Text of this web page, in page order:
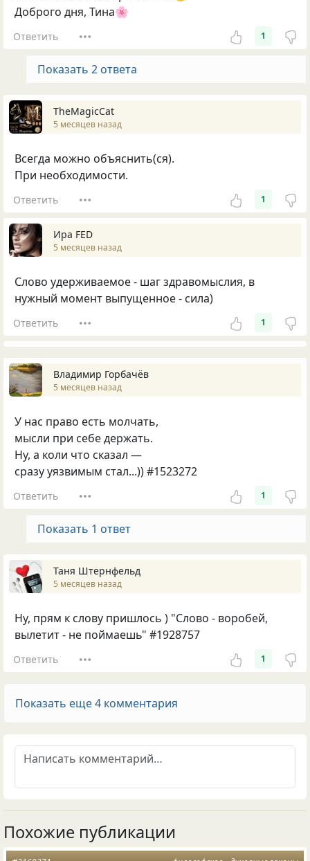
Доброго дня, Тина🌸
Ответить 1
Показать 2 ответа
TheMagicCat
5 месяцев назад
Всегда можно объяснить(ся).
При необходимости.
Ответить 1
Ира FED
5 месяцев назад
Слово удерживаемое - шаг здравомыслия, в
нужный момент выпущенное - сила)
Ответить 1
Владимир Горбачёв
5 месяцев назад
У нас право есть молчать,
мысли при себе держать.
Ну, а коли что сказал —
сразу уязвимым стал...)) #1523272
Ответить 1
Показать 1 ответ
Таня Штернфельд
5 месяцев назад
Ну, прям к слову пришлось ) "Слово - воробей,
вылетит - не поймаешь" #1928757
Ответить 1
Показать еще 4 комментария
Похожие публикации